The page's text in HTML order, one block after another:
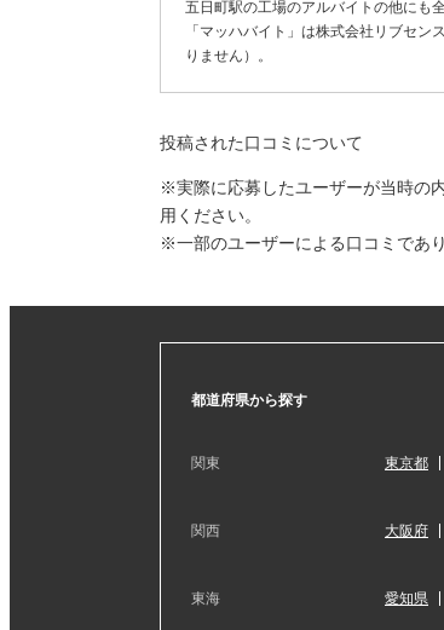
五日町駅の工場のアルバイトの他にも
「マッハバイト」は株式会社リブセ
りません）。
投稿された口コミについて
※実際に応募したユーザーが当時の
用ください。
※一部のユーザーによる口コミであ
都道府県から探す
関東 東京都
関西 大阪府
東海 愛知県